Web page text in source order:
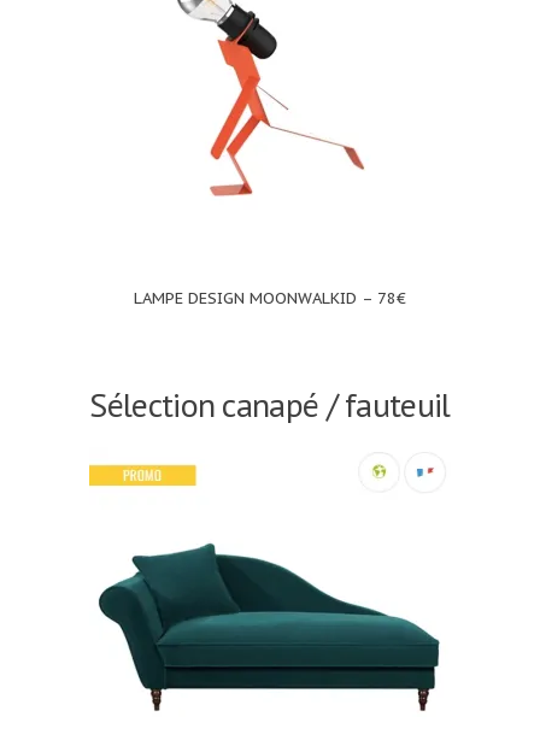
LAMPE DESIGN MOONWALKID – 78€
Sélection canapé / fauteuil